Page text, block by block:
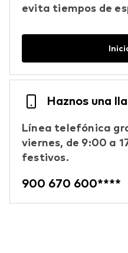
evita tiempos de
Haznos una
Línea telefónica
viernes, de 9:00 a
festivos.
900 670 600****